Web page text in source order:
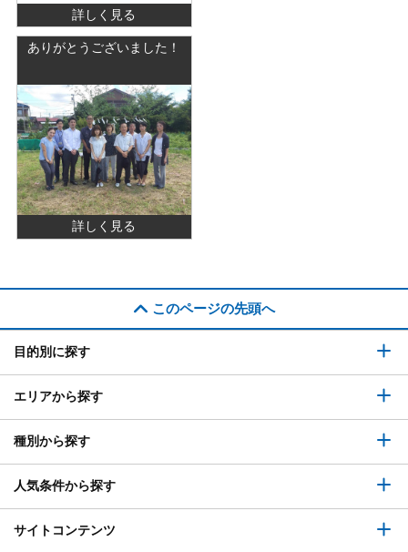
詳しく見る
ありがとうございました！
詳しく見る
このページの先頭へ
目的別に探す
エリアから探す
種別から探す
人気条件から探す
サイトコンテンツ